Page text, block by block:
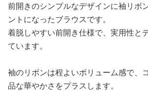
前開きのシンプルなデザインに袖リボ
ントになったブラウスです。
着脱しやすい前開き仕様で、実用性と
ています。
袖のリボンは程よいボリューム感で、
品な華やかさをプラスします。